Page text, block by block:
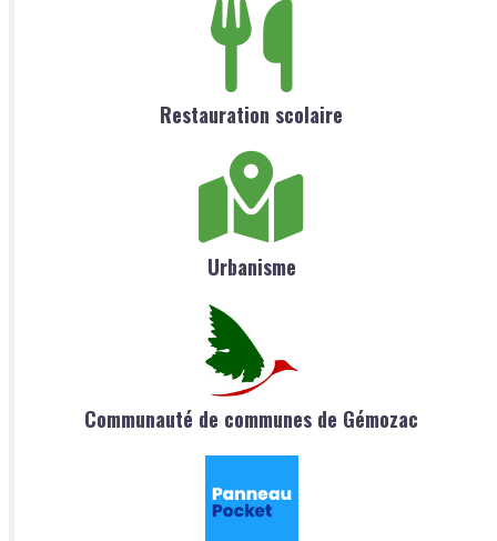
Restauration scolaire
Urbanisme
Communauté de communes de Gémozac